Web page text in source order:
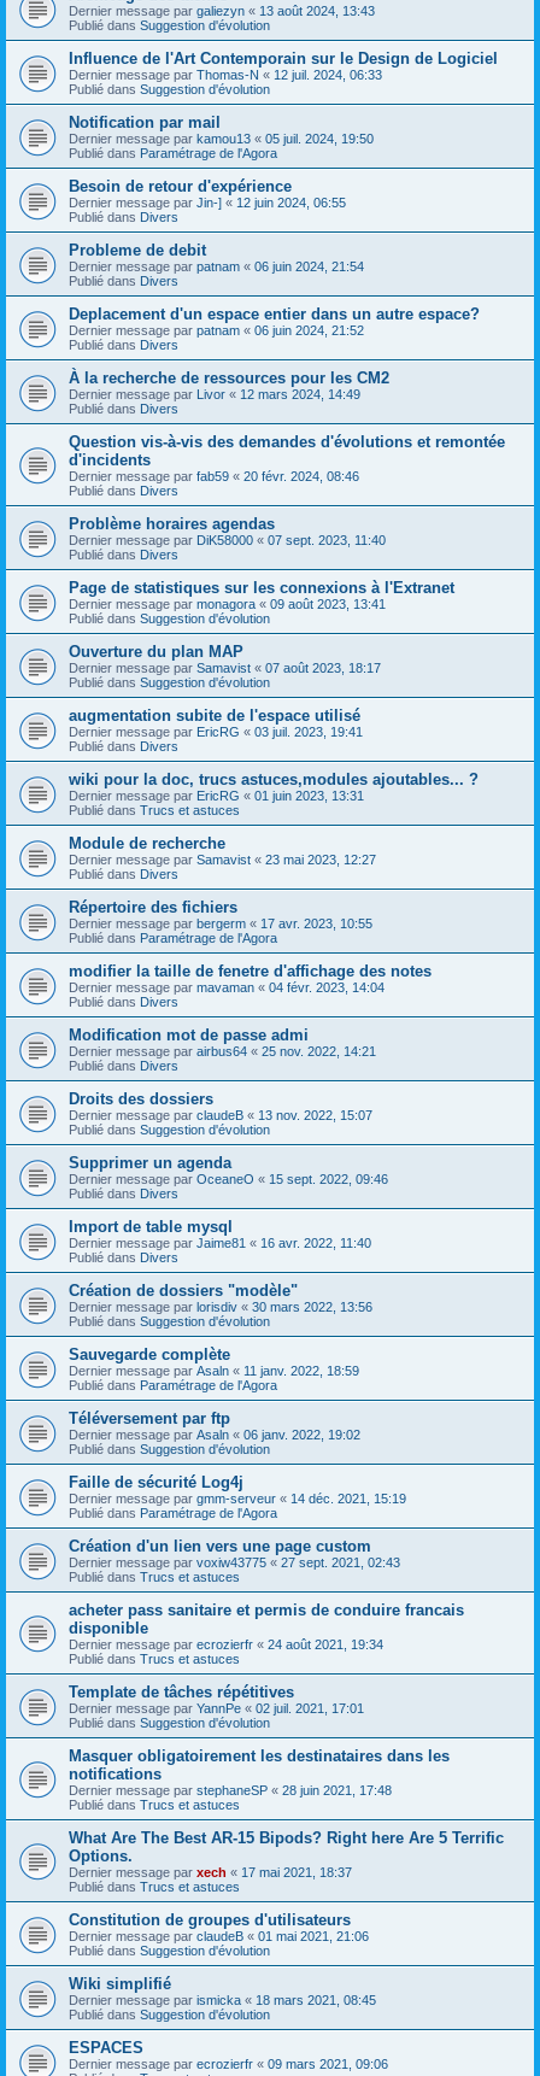
Dernier message par galiezyn « 13 août 2024, 13:43
Publié dans Suggestion d'évolution
Influence de l'Art Contemporain sur le Design de Logiciel
Dernier message par Thomas-N « 12 juil. 2024, 06:33
Publié dans Suggestion d'évolution
Notification par mail
Dernier message par kamou13 « 05 juil. 2024, 19:50
Publié dans Paramétrage de l'Agora
Besoin de retour d'expérience
Dernier message par Jin-] « 12 juin 2024, 06:55
Publié dans Divers
Probleme de debit
Dernier message par patnam « 06 juin 2024, 21:54
Publié dans Divers
Deplacement d'un espace entier dans un autre espace?
Dernier message par patnam « 06 juin 2024, 21:52
Publié dans Divers
À la recherche de ressources pour les CM2
Dernier message par Livor « 12 mars 2024, 14:49
Publié dans Divers
Question vis-à-vis des demandes d'évolutions et remontée
d'incidents
Dernier message par fab59 « 20 févr. 2024, 08:46
Publié dans Divers
Problème horaires agendas
Dernier message par DiK58000 « 07 sept. 2023, 11:40
Publié dans Divers
Page de statistiques sur les connexions à l'Extranet
Dernier message par monagora « 09 août 2023, 13:41
Publié dans Suggestion d'évolution
Ouverture du plan MAP
Dernier message par Samavist « 07 août 2023, 18:17
Publié dans Suggestion d'évolution
augmentation subite de l'espace utilisé
Dernier message par EricRG « 03 juil. 2023, 19:41
Publié dans Divers
wiki pour la doc, trucs astuces,modules ajoutables... ?
Dernier message par EricRG « 01 juin 2023, 13:31
Publié dans Trucs et astuces
Module de recherche
Dernier message par Samavist « 23 mai 2023, 12:27
Publié dans Divers
Répertoire des fichiers
Dernier message par bergerm « 17 avr. 2023, 10:55
Publié dans Paramétrage de l'Agora
modifier la taille de fenetre d'affichage des notes
Dernier message par mavaman « 04 févr. 2023, 14:04
Publié dans Divers
Modification mot de passe admi
Dernier message par airbus64 « 25 nov. 2022, 14:21
Publié dans Divers
Droits des dossiers
Dernier message par claudeB « 13 nov. 2022, 15:07
Publié dans Suggestion d'évolution
Supprimer un agenda
Dernier message par OceaneO « 15 sept. 2022, 09:46
Publié dans Divers
Import de table mysql
Dernier message par Jaime81 « 16 avr. 2022, 11:40
Publié dans Divers
Création de dossiers "modèle"
Dernier message par lorisdiv « 30 mars 2022, 13:56
Publié dans Suggestion d'évolution
Sauvegarde complète
Dernier message par Asaln « 11 janv. 2022, 18:59
Publié dans Paramétrage de l'Agora
Téléversement par ftp
Dernier message par Asaln « 06 janv. 2022, 19:02
Publié dans Suggestion d'évolution
Faille de sécurité Log4j
Dernier message par gmm-serveur « 14 déc. 2021, 15:19
Publié dans Paramétrage de l'Agora
Création d'un lien vers une page custom
Dernier message par voxiw43775 « 27 sept. 2021, 02:43
Publié dans Trucs et astuces
acheter pass sanitaire et permis de conduire francais
disponible
Dernier message par ecrozierfr « 24 août 2021, 19:34
Publié dans Trucs et astuces
Template de tâches répétitives
Dernier message par YannPe « 02 juil. 2021, 17:01
Publié dans Suggestion d'évolution
Masquer obligatoirement les destinataires dans les
notifications
Dernier message par stephaneSP « 28 juin 2021, 17:48
Publié dans Trucs et astuces
What Are The Best AR-15 Bipods? Right here Are 5 Terrific
Options.
Dernier message par xech « 17 mai 2021, 18:37
Publié dans Trucs et astuces
Constitution de groupes d'utilisateurs
Dernier message par claudeB « 01 mai 2021, 21:06
Publié dans Suggestion d'évolution
Wiki simplifié
Dernier message par ismicka « 18 mars 2021, 08:45
Publié dans Suggestion d'évolution
ESPACES
Dernier message par ecrozierfr « 09 mars 2021, 09:06